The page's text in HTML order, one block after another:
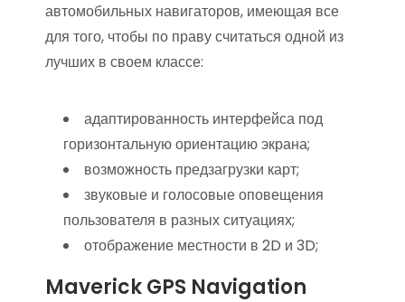
автомобильных навигаторов, имеющая все
для того, чтобы по праву считаться одной из
лучших в своем классе:
адаптированность интерфейса под
горизонтальную ориентацию экрана;
возможность предзагрузки карт;
звуковые и голосовые оповещения
пользователя в разных ситуациях;
отображение местности в 2D и 3D;
Maverick GPS Navigation